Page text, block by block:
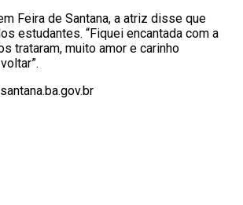
Feira de Santana, a atriz disse que
estudantes. “Fiquei encantada com a
trataram, muito amor e carinho